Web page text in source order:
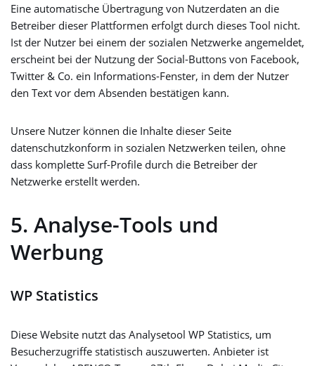
Eine automatische Übertragung von Nutzerdaten an die
Betreiber dieser Plattformen erfolgt durch dieses Tool nicht.
Ist der Nutzer bei einem der sozialen Netzwerke angemeldet,
erscheint bei der Nutzung der Social-Buttons von Facebook,
Twitter & Co. ein Informations-Fenster, in dem der Nutzer
den Text vor dem Absenden bestätigen kann.
Unsere Nutzer können die Inhalte dieser Seite
datenschutzkonform in sozialen Netzwerken teilen, ohne
dass komplette Surf-Profile durch die Betreiber der
Netzwerke erstellt werden.
5. Analyse-Tools und
Werbung
WP Statistics
Diese Website nutzt das Analysetool WP Statistics, um
Besucherzugriffe statistisch auszuwerten. Anbieter ist